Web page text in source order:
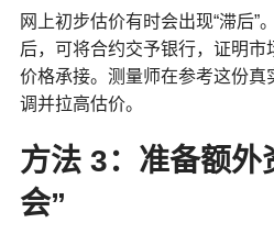
网上初步估价有时会出现“滞后”
后，可将合约交予银行，证明
价格承接。测量师在参考这份真
调并拉高估价。
方法 3：准备额外
会”